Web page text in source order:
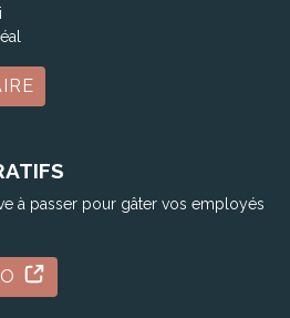
à passer pour gâter vos employés